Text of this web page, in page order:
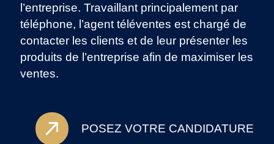
l’entreprise. Travaillant principalement par
téléphone, l’agent téléventes est chargé de
contacter les clients et de leur présenter les
produits de l’entreprise afin de maximiser les
ventes.
POSEZ VOTRE CANDIDATURE